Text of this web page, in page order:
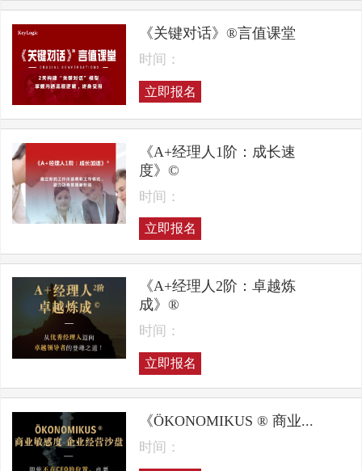
《关键对话》®言值课堂
时间：
立即报名
《A+经理人1阶：成长速
度》©
时间：
立即报名
《A+经理人2阶：卓越炼
成》®
时间：
立即报名
《ÖKONOMIKUS ® 商业...
时间：